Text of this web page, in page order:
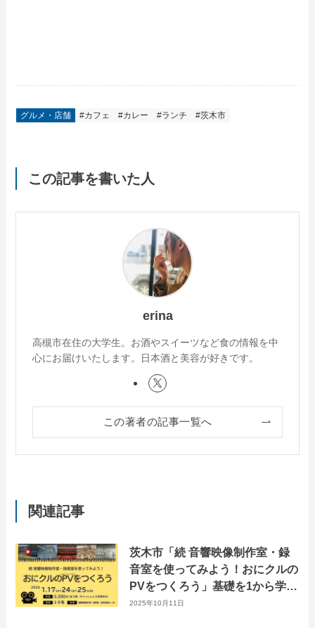
グルメ・店舗 #カフェ #カレー #ランチ #茨木市
この記事を書いた人
erina
高槻市在住の大学生。お酒やスイーツなど食の情報を中
心にお届けいたします。日本酒と美容が好きです。
この著者の記事一覧へ
関連記事
茨木市「続 音響映像制作室・録
音室を使ってみよう！おにクルの
PVをつくろう」基礎を1から学ぶ
3日間。
2025年10月11日